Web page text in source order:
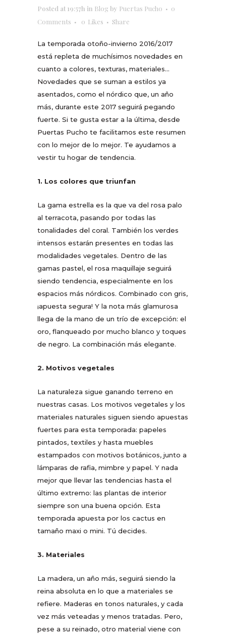
Posted at 19:57h in Blog by Puertas Pucho
0
Comments
0 Likes Share
La temporada otoño-invierno 2016/2017
está repleta de muchísimos novedades en
cuanto a colores, texturas, materiales…
Novedades que se suman a estilos ya
asentados, como el nórdico que, un año
más, durante este 2017 seguirá pegando
fuerte. Si te gusta estar a la última, desde
Puertas Pucho te facilitamos este resumen
con lo mejor de lo mejor. Te ayudamos a
vestir tu hogar de tendencia.
1. Los colores que triunfan
La gama estrella es la que va del rosa palo
al terracota, pasando por todas las
tonalidades del coral. También los verdes
intensos estarán presentes en todas las
modalidades vegetales. Dentro de las
gamas pastel, el rosa maquillaje seguirá
siendo tendencia, especialmente en los
espacios más nórdicos. Combinado con gris,
¡apuesta segura! Y la nota más glamurosa
llega de la mano de un trío de excepción: el
oro, flanqueado por mucho blanco y toques
de negro. La combinación más elegante.
2. Motivos vegetales
La naturaleza sigue ganando terreno en
nuestras casas. Los motivos vegetales y los
materiales naturales siguen siendo apuestas
fuertes para esta temporada: papeles
pintados, textiles y hasta muebles
estampados con motivos botánicos, junto a
lámparas de rafia, mimbre y papel. Y nada
mejor que llevar las tendencias hasta el
último extremo: las plantas de interior
siempre son una buena opción. Esta
temporada apuesta por los cactus en
tamaño maxi o mini. Tú decides.
3. Materiales
La madera, un año más, seguirá siendo la
reina absoluta en lo que a materiales se
refiere. Maderas en tonos naturales, y cada
vez más veteadas y menos tratadas. Pero,
pese a su reinado, otro material viene con